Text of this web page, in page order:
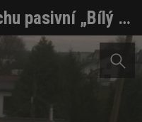
Tak trochu pasivní „Bílý dům“